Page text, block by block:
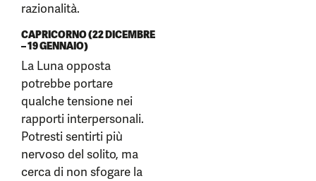
razionalità.
CAPRICORNO (22 DICEMBRE
– 19 GENNAIO)
La Luna opposta
potrebbe portare
qualche tensione nei
rapporti interpersonali.
Potresti sentirti più
nervoso del solito, ma
cerca di non sfogare la